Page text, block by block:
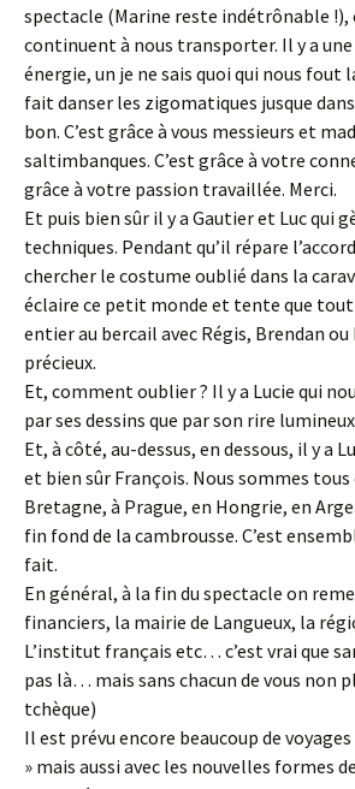
spectacle (Marine reste indétrônable
continuent à nous transporter. Il y a une
énergie, un je ne sais quoi qui nous fout
fait danser les zigomatiques jusque dans
bon. C’est grâce à vous messieurs et
saltimbanques. C’est grâce à votre
grâce à votre passion travaillée. Merci.
Et puis bien sûr il y a Gautier et Luc qui
techniques. Pendant qu’il répare
chercher le costume oublié dans la
éclaire ce petit monde et tente que
entier au bercail avec Régis, Brendan ou
précieux.
Et, comment oublier ? Il y a Lucie qui
par ses dessins que par son rire
Et, à côté, au-dessus, en dessous, il y a
et bien sûr François. Nous sommes
Bretagne, à Prague, en Hongrie, en
fin fond de la cambrousse. C’est
fait.
En général, à la fin du spectacle on
financiers, la mairie de Langueux, la
L’institut français etc… c’est vrai que
pas là… mais sans chacun de vous non
tchèque)
Il est prévu encore beaucoup de voyages
» mais aussi avec les nouvelles formes